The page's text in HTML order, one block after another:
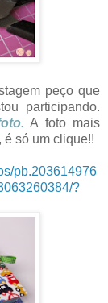
peço que
participando.
A foto mais
só um clique!!
pb.203614976
?